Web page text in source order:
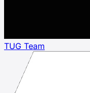
TUG Team